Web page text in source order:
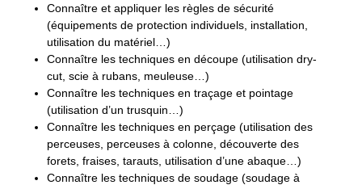
Connaître et appliquer les règles de sécurité
(équipements de protection individuels, installation,
utilisation du matériel…)
Connaître les techniques en découpe (utilisation dry-
cut, scie à rubans, meuleuse…)
Connaître les techniques en traçage et pointage
(utilisation d’un trusquin…)
Connaître les techniques en perçage (utilisation des
perceuses, perceuses à colonne, découverte des
forets, fraises, tarauts, utilisation d’une abaque…)
Connaître les techniques de soudage (soudage à